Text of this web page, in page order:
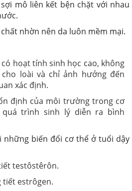
mô liên kết bện chặt với nhau
nhờn nên da luôn mềm mại.
hoạt tính sinh học cao, không
loài và chỉ ảnh hưởng đến
xác định.
định của môi trường trong cơ
trình sinh lý diễn ra bình
những biến đổi cơ thể ở tuổi dậy
testôstêrôn.
tiết estrôgen.